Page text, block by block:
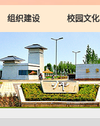
组织建设 校园文化